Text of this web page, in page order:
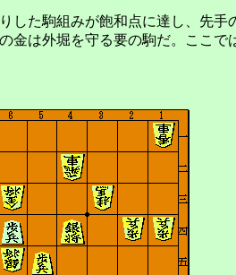
た駒組みが飽和点に達し、先
は外堀を守る要の駒だ。ここで